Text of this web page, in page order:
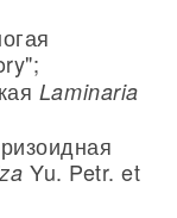
Laminaria
Yu. Petr. et